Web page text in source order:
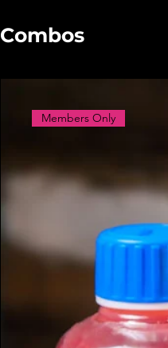
Combos
Members Only